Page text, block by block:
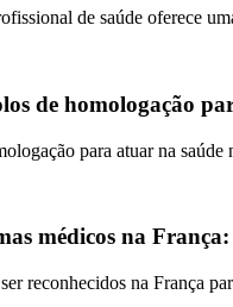
de saúde oferece
de homologação
para atuar na
médicos na
reconhecidos na França